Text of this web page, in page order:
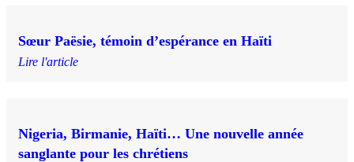
Sœur Paësie, témoin d’espérance en Haïti
Lire l'article
Nigeria, Birmanie, Haïti… Une nouvelle année
sanglante pour les chrétiens